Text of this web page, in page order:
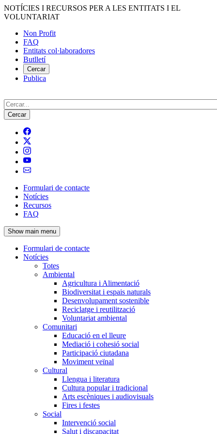
Vés
al
NOTÍCIES I RECURSOS PER A LES ENTITATS I EL
VOLUNTARIAT
Menú
del
compte
d'usuari
Non Profit
FAQ
Entitats col·laboradores
Butlletí
Cercar
Publica
Cerca
Navegació
principal
de
l'encapçalament
Formulari de contacte
Notícies
Recursos
FAQ
Show main menu
Navegació
principal
Formulari de contacte
Notícies
Totes
Ambiental
Agricultura i Alimentació
Biodiversitat i espais naturals
Desenvolupament sostenible
Reciclatge i reutilització
Voluntariat ambiental
Comunitari
Educació en el lleure
Mediació i cohesió social
Participació ciutadana
Moviment veïnal
Cultural
Llengua i literatura
Cultura popular i tradicional
Arts escèniques i audiovisuals
Fires i festes
Social
Intervenció social
Salut i discapacitat